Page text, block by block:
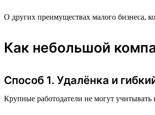
О других преимуществах малого бизнеса,
Как небольшой
Способ 1. Удалёнка и
Крупные работодатели не могут